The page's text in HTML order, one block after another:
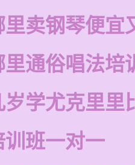
里卖钢琴便宜
里通俗唱法培
岁学尤克里里
训班一对一